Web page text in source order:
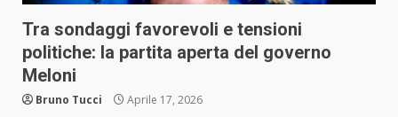
Tra sondaggi favorevoli e tensioni
politiche: la partita aperta del governo
Meloni
Bruno Tucci Aprile 17, 2026